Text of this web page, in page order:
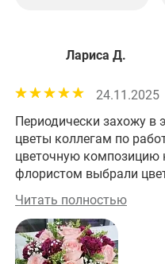
Лариса Д.
24.11.2025
Периодически захожу в
цветы коллегам по
цветочную композицию
флористом выбрали
забрала заказ.
все оценили эту
прекрасную работу!
Читать полностью